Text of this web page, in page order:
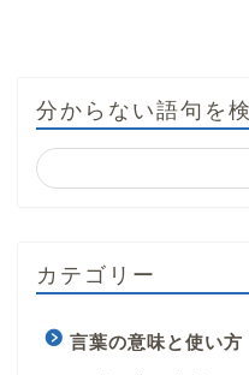
分からない語句を
カテゴリー
言葉の意味と使い方